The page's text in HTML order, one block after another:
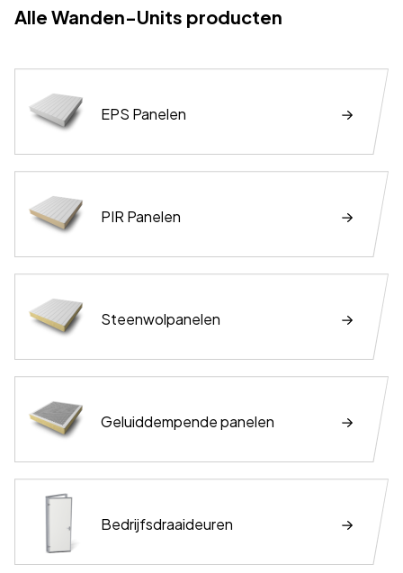
Alle Wanden-Units producten
EPS Panelen
PIR Panelen
Steenwolpanelen
Geluiddempende panelen
Bedrijfsdraaideuren